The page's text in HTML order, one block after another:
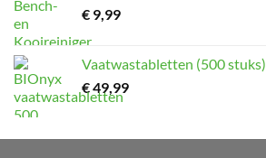
€ 9,99
Vaatwastabletten (500 stuks)
€49,99